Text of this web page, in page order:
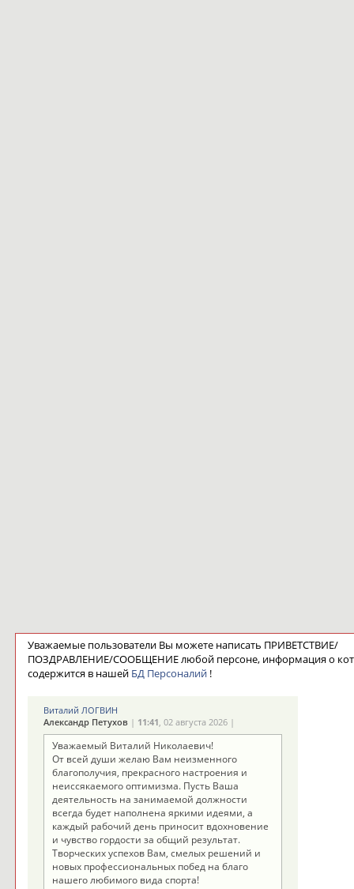
Уважаемые пользователи Вы можете написать ПРИВЕТСТВИЕ/
ПОЗДРАВЛЕНИЕ/СООБЩЕНИЕ любой персоне, информация о
содержится в нашей БД Персоналий!
Виталий ЛОГВИН
Александр Петухов| 11:41, 02 августа 2026 |
Уважаемый Виталий Николаевич!
От всей души желаю Вам неизменного
благополучия, прекрасного настроения и
неиссякаемого оптимизма. Пусть Ваша
деятельность на занимаемой должности
всегда будет наполнена яркими идеями, а
каждый рабочий день приносит вдохновение
и чувство гордости за общий результат.
Творческих успехов Вам, смелых решений и
новых профессиональных побед на благо
нашего любимого вида спорта!